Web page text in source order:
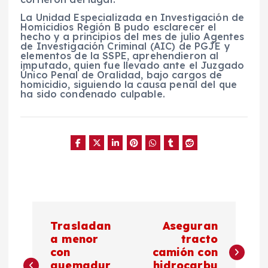
La Unidad Especializada en Investigación de
Homicidios Región B pudo esclarecer el
hecho y a principios del mes de julio Agentes
de Investigación Criminal (AIC) de PGJE y
elementos de la SSPE, aprehendieron al
imputado, quien fue llevado ante el Juzgado
Único Penal de Oralidad, bajo cargos de
homicidio, siguiendo la causa penal del que
ha sido condenado culpable.
Trasladan
a menor
con
quemadur
Aseguran
tracto
camión con
hidrocarbu